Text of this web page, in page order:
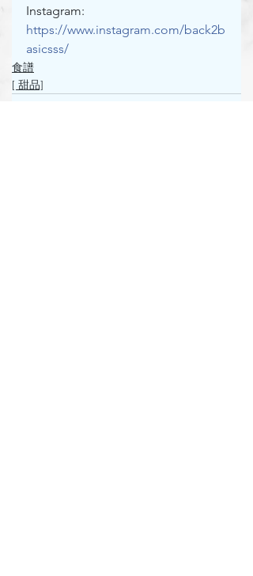
Instagram:
https://www.instagram.com/back2b
asicsss/
食譜
[ 甜品]